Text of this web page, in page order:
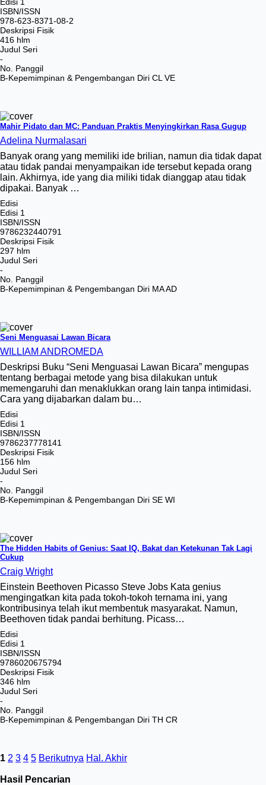
ISBN/ISSN
978-623-8371-08-2
Deskripsi Fisik
416 hlm
Judul Seri
-
No. Panggil
B-Kepemimpinan & Pengembangan Diri CL VE
Mahir Pidato dan MC: Panduan Praktis Menyingkirkan Rasa Gugup
Adelina Nurmalasari
Banyak orang yang memiliki ide brilian, namun dia tidak dapat
atau tidak pandai menyampaikan ide tersebut kepada orang
lain. Akhirnya, ide yang dia miliki tidak dianggap atau tidak
dipakai. Banyak …
Edisi
Edisi 1
ISBN/ISSN
9786232440791
Deskripsi Fisik
297 hlm
Judul Seri
-
No. Panggil
B-Kepemimpinan & Pengembangan Diri MA AD
Seni Menguasai Lawan Bicara
WILLIAM ANDROMEDA
Deskripsi Buku “Seni Menguasai Lawan Bicara” mengupas
tentang berbagai metode yang bisa dilakukan untuk
memengaruhi dan menaklukkan orang lain tanpa intimidasi.
Cara yang dijabarkan dalam bu…
Edisi
Edisi 1
ISBN/ISSN
9786237778141
Deskripsi Fisik
156 hlm
Judul Seri
-
No. Panggil
B-Kepemimpinan & Pengembangan Diri SE WI
The Hidden Habits of Genius: Saat IQ, Bakat dan Ketekunan Tak Lagi
Cukup
Craig Wright
Einstein Beethoven Picasso Steve Jobs Kata genius
mengingatkan kita pada tokoh-tokoh ternama ini, yang
kontribusinya telah ikut membentuk masyarakat. Namun,
Beethoven tidak pandai berhitung. Picass…
Edisi
Edisi 1
ISBN/ISSN
9786020675794
Deskripsi Fisik
346 hlm
Judul Seri
-
No. Panggil
B-Kepemimpinan & Pengembangan Diri TH CR
1 2 3 4 5 Berikutnya Hal. Akhir
Hasil Pencarian